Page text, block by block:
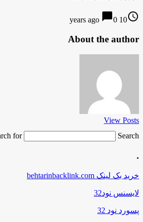
access_time
10 years ago
chat_bubble0
About the author
View Posts
for
Search …
.
خرید بک لینک behtarinbacklink.com
لایسنس نود32
پسورد نود 32